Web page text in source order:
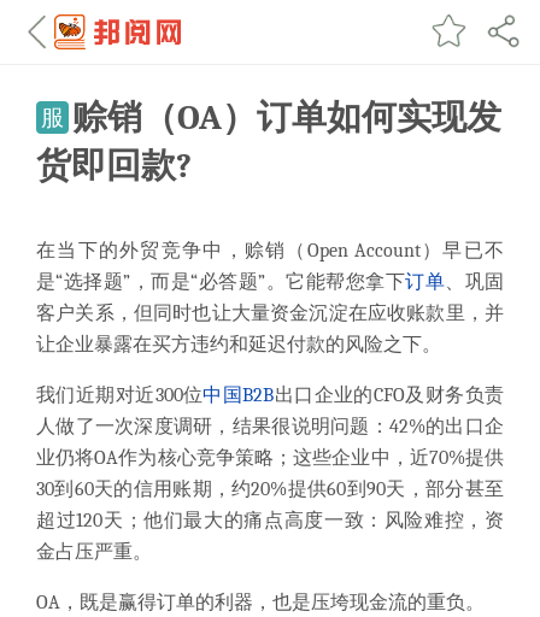
服 赊销（OA）订单如何实现发
货即回款?
在当下的外贸竞争中，赊销（Open Account）早已不
是“选择题”，而是“必答题”。它能帮您拿下订单、巩固
客户关系，但同时也让大量资金沉淀在应收账款里，并
让企业暴露在买方违约和延迟付款的风险之下。
我们近期对近300位中国B2B出口企业的CFO及财务负责
人做了一次深度调研，结果很说明问题：42%的出口企
业仍将OA作为核心竞争策略；这些企业中，近70%提供
30到60天的信用账期，约20%提供60到90天，部分甚至
超过120天；他们最大的痛点高度一致：风险难控，资
金占压严重。
OA，既是赢得订单的利器，也是压垮现金流的重负。